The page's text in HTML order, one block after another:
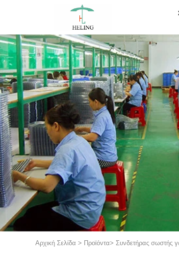
Αρχική Σελίδα > Προϊόντα> Συνδετήρας σωστής